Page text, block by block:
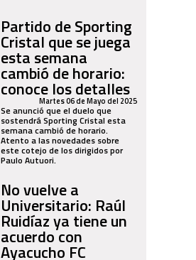
Partido de Sporting
Cristal que se juega
esta semana
cambió de horario:
conoce los detalles
Martes 06 de Mayo del 2025
Se anunció que el duelo que
sostendrá Sporting Cristal esta
semana cambió de horario.
Atento a las novedades sobre
este cotejo de los dirigidos por
Paulo Autuori.
No vuelve a
Universitario: Raúl
Ruidíaz ya tiene un
acuerdo con
Ayacucho FC